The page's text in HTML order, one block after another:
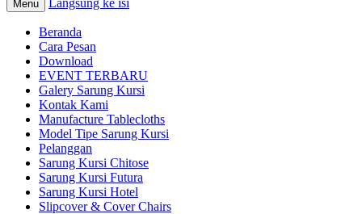
Menu
Beranda
Cara Pesan
Download
EVENT TERBARU
Galery Sarung Kursi
Kontak Kami
Manufacture Tablecloths
Model Tipe Sarung Kursi
Pelanggan
Sarung Kursi Chitose
Sarung Kursi Futura
Sarung Kursi Hotel
Slipcover & Cover Chairs